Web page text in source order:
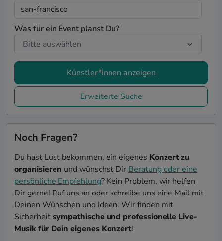
Was für ein Event planst Du?
Künstler*innen anzeigen
Erweiterte Suche
Noch Fragen?
Du hast Lust bekommen, ein eigenes Konzert zu
organisieren und wünschst Dir Beratung oder eine
persönliche Empfehlung? Kein Problem, wir helfen
Dir gerne! Ruf uns an oder schreibe uns eine Mail mit
Deinen Wünschen und Ideen. Wir finden mit
Sicherheitsympathische und professionelle Live-
Musik für Dein eigenes Konzert!